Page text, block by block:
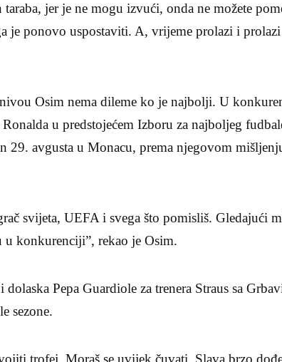
taraba, jer je ne mogu izvući, onda ne možete
je ponovo uspostaviti. A, vrijeme prolazi i
Osim nema dileme ko je najbolji. U
u predstojećem Izboru za najboljeg
29. avgusta u Monacu, prema njegovom
svijeta, UEFA i svega što pomisliš. Gledajući
konkurenciji”, rekao je Osim.
Pepa Guardiole za trenera Straus sa
sezone.